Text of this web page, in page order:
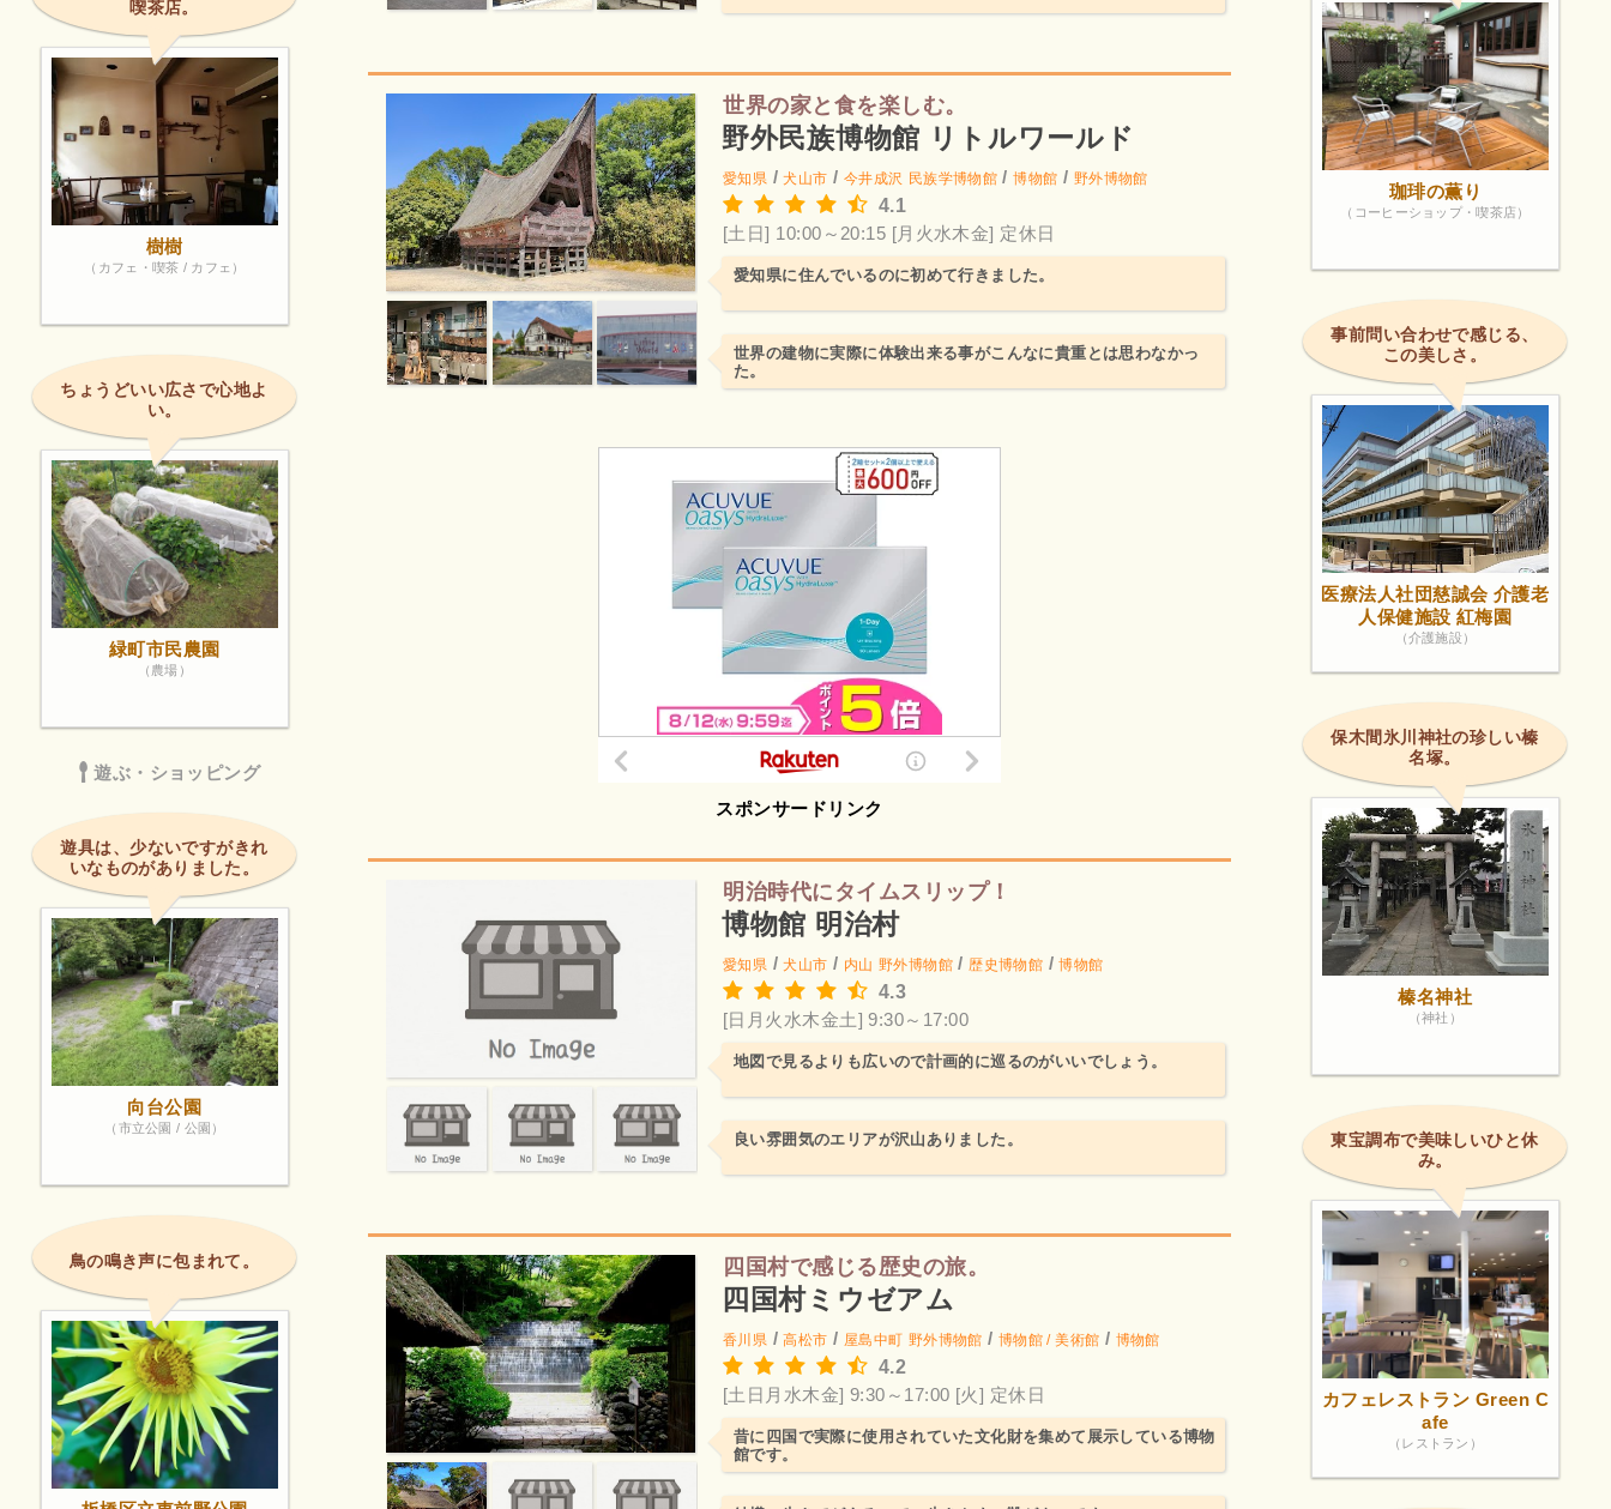
世界の家と食を楽しむ。
野外民族博物館 リトルワールド
愛知県 /犬山市 / 今井成沢 民族学博物館/博物館 / 野外博物館
4.1
[土日] 10:00～20:15 [月火水木金] 定休日
愛知県に住んでいるのに初めて行きました。
世界の建物に実際に体験出来る事がこんなに貴重とは思わなかっ
た。
スポンサードリンク
明治時代にタイムスリップ！
博物館 明治村
愛知県 /犬山市 / 内山 野外博物館/ 歴史博物館 /博物館
4.3
[日月火水木金土] 9:30～17:00
地図で見るよりも広いので計画的に巡るのがいいでしょう。
良い雰囲気のエリアが沢山ありました。
四国村で感じる歴史の旅。
四国村ミウゼアム
香川県 /高松市 / 屋島中町 野外博物館 / 博物館 / 美術館 / 博物館
4.2
[土日月水木金] 9:30～17:00 [火] 定休日
昔に四国で実際に使用されていた文化財を集めて展示している博物
館です。
喫茶店。
樹樹
（カフェ・喫茶 / カフェ）
ちょうどいい広さで心地よ
い。
緑町市民農園
（農場）
遊ぶ・ショッピング
遊具は、少ないですがきれ
いなものがありました。
向台公園
（市立公園 / 公園）
鳥の鳴き声に包まれて。
珈琲の薫り
（コーヒーショップ・喫茶店）
事前問い合わせで感じる、
この美しさ。
医療法人社団慈誠会 介護老
人保健施設 紅梅園
（介護施設）
保木間氷川神社の珍しい榛
名塚。
榛名神社
（神社）
東宝調布で美味しいひと休
み。
カフェレストラン Green C
afe
（レストラン）